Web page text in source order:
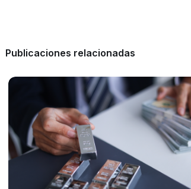
Publicaciones relacionadas